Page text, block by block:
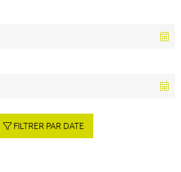
FILTRER PAR DATE